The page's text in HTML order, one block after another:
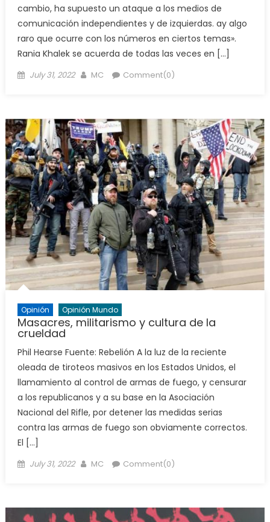
cambio, ha supuesto un ataque a los medios de
comunicación independientes y de izquierdas. ay algo
raro que ocurre con los números en ciertos temas».
Rania Khalek se acuerda de todas las veces en […]
Posted
July 31, 2022 Author
MC Comment(0)
Opinión Opinión Mundo
Masacres, militarismo y cultura de la
crueldad
Phil Hearse Fuente: Rebelión A la luz de la reciente
oleada de tiroteos masivos en los Estados Unidos, el
llamamiento al control de armas de fuego, y censurar
a los republicanos y a su base en la Asociación
Nacional del Rifle, por detener las medidas serias
contra las armas de fuego son obviamente correctos.
El […]
Posted
July 31, 2022 Author
MC Comment(0)